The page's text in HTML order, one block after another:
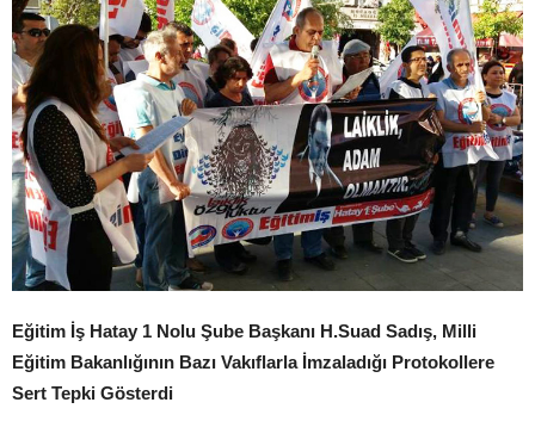
Eğitim İş Hatay 1 Nolu Şube Başkanı H.Suad Sadış, Milli
Eğitim Bakanlığının Bazı Vakıflarla İmzaladığı Protokollere
Sert Tepki Gösterdi